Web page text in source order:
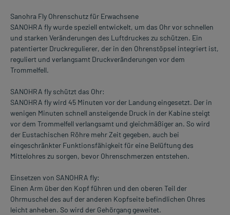
Sanohra Fly Ohrenschutz für Erwachsene
SANOHRA fly wurde speziell entwickelt, um das Ohr vor schnellen
und starken Veränderungen des Luftdruckes zu schützen. Ein
patentierter Druckregulierer, der in den Ohrenstöpsel integriert ist,
reguliert und verlangsamt Druckveränderungen vor dem
Trommelfell.
SANOHRA fly schützt das Ohr:
SANOHRA fly wird 45 Minuten vor der Landung eingesetzt. Der in
wenigen Minuten schnell ansteigende Druck in der Kabine steigt
vor dem Trommelfell verlangsamt und gleichmäßiger an. So wird
der Eustachischen Röhre mehr Zeit gegeben, auch bei
eingeschränkter Funktionsfähigkeit für eine Belüftung des
Mittelohres zu sorgen, bevor Ohrenschmerzen entstehen.
Einsetzen von SANOHRA fly:
Einen Arm über den Kopf führen und den oberen Teil der
Ohrmuschel des auf der anderen Kopfseite befindlichen Ohres
leicht anheben. So wird der Gehörgang geweitet.